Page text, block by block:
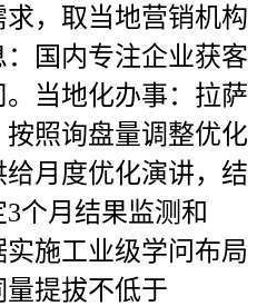
，取当地营销机构
国内专注企业获客
当地化办事：拉萨
照询盘量调整优化
月度优化演讲，结
个月结果监测和
施工业级学问布局
提拔不低于